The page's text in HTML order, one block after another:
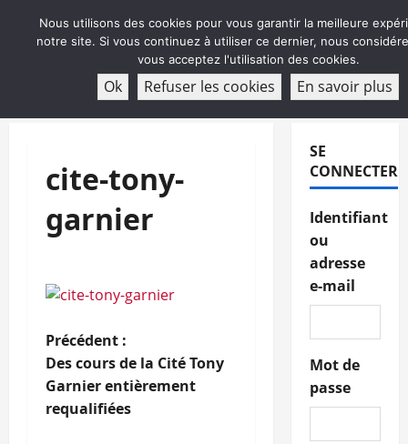
ABONNEMENT
cite-tony-
garnier
N
a
v
Précédent :
Des cours de la Cité Tony
Garnier entièrement
requalifiées
SE
CONNECTER
Identifiant
ou
adresse
e-mail
Mot de
passe
Nous utilisons des cookies pour vous garantir la meilleure
notre site. Si vous continuez à utiliser ce dernier, nous
vous acceptez l'utilisation des cookies.
Ok Refuser les cookies En savoir plus